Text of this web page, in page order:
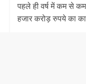
पहले ही वर्ष में कम से
हजार करोड़ रुपये का